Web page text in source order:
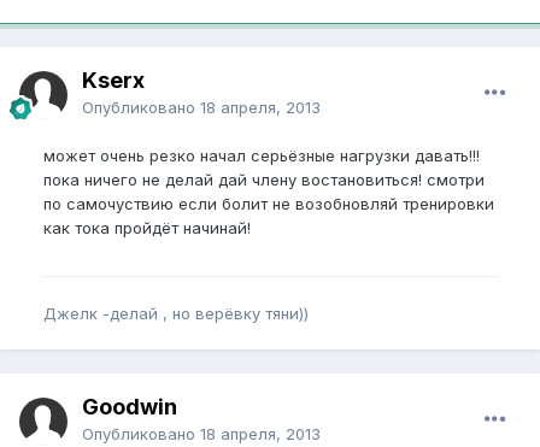
Kserx
Опубликовано 18 апреля, 2013
может очень резко начал серьёзные нагрузки давать!!!
пока ничего не делай дай члену востановиться! смотри
по самочуствию если болит не возобновляй тренировки
как тока пройдёт начинай!
Джелк -делай , но верёвку тяни))
Goodwin
Опубликовано 18 апреля, 2013